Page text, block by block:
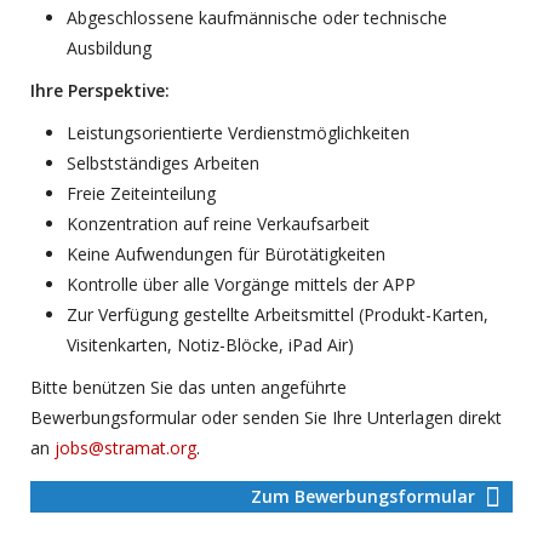
Abgeschlossene kaufmännische oder technische
Ausbildung
Ihre Perspektive:
Leistungsorientierte Verdienstmöglichkeiten
Selbstständiges Arbeiten
Freie Zeiteinteilung
Konzentration auf reine Verkaufsarbeit
Keine Aufwendungen für Bürotätigkeiten
Kontrolle über alle Vorgänge mittels der APP
Zur Verfügung gestellte Arbeitsmittel (Produkt-Karten,
Visitenkarten, Notiz-Blöcke, iPad Air)
Bitte benützen Sie das unten angeführte
Bewerbungsformular oder senden Sie Ihre Unterlagen direkt
an jobs@stramat.org.
Zum Bewerbungsformular